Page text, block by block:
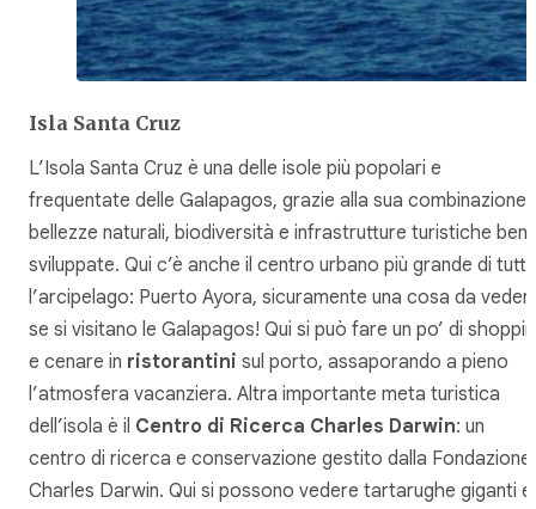
Isla Santa Cruz
L’Isola Santa Cruz è una delle isole più popolari e
frequentate delle Galapagos, grazie alla sua combinazione
bellezze naturali, biodiversità e infrastrutture turistiche ben
sviluppate. Qui c’è anche il centro urbano più grande di
l’arcipelago: Puerto Ayora, sicuramente una cosa da
se si visitano le Galapagos! Qui si può fare un po’ di
e cenare in ristorantini sul porto, assaporando a pieno
l’atmosfera vacanziera. Altra importante meta turistica
dell’isola è il Centro di Ricerca Charles Darwin: un
centro di ricerca e conservazione gestito dalla Fondazione
Charles Darwin. Qui si possono vedere tartarughe giganti e